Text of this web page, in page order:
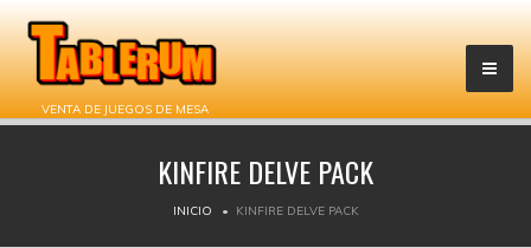
VENTA DE JUEGOS DE MESA
KINFIRE DELVE PACK
INICIO KINFIRE DELVE PACK